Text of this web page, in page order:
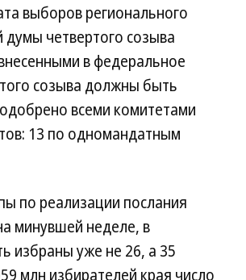
выборов регионального
четвертого созыва
в федеральное
созыва должны быть
всеми комитетами
13 по одномандатным
по реализации послания
минувшей неделе, в
избраны уже не 26, а 35
млн избирателей края число